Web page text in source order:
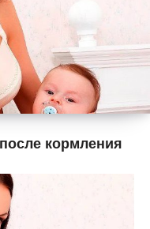
кормления